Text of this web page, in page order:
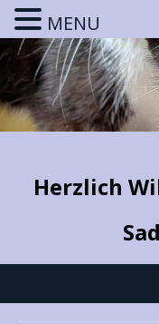
Herzlich
MENU